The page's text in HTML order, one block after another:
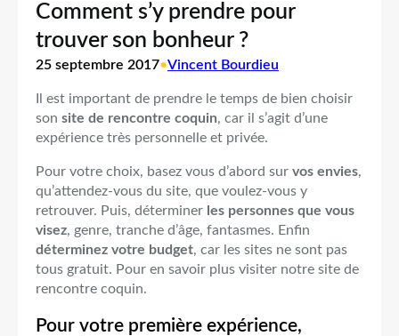
Comment s’y prendre pour
trouver son bonheur ?
25 septembre 2017•Vincent Bourdieu
Il est important de prendre le temps de bien choisir
son site de rencontre coquin, car il s’agit d’une
expérience très personnelle et privée.
Pour votre choix, basez vous d’abord sur vos envies,
qu’attendez-vous du site, que voulez-vous y
retrouver. Puis, déterminer les personnes que vous
visez, genre, tranche d’âge, fantasmes. Enfin
déterminez votre budget, car les sites ne sont pas
tous gratuit. Pour en savoir plus visiter notre site de
rencontre coquin.
Pour votre première expérience,